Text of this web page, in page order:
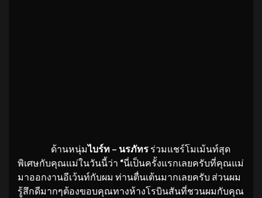
ด้านหนุ่มไบร์ท – นรภัทร ร่วมแชร์โมเม้นท์สุด
พิเศษกับคุณแม่ในวันนี้ว่า “นี่เป็นครั้งแรกเลยครับที่คุณแม่
มาออกงานอีเว้นท์กับผม ท่านตื่นเต้นมากเลยครับ ส่วนผม
รู้สึกดีมากๆต้องขอบคุณทางห้างโรบินสันที่ชวนผมกับคุณ